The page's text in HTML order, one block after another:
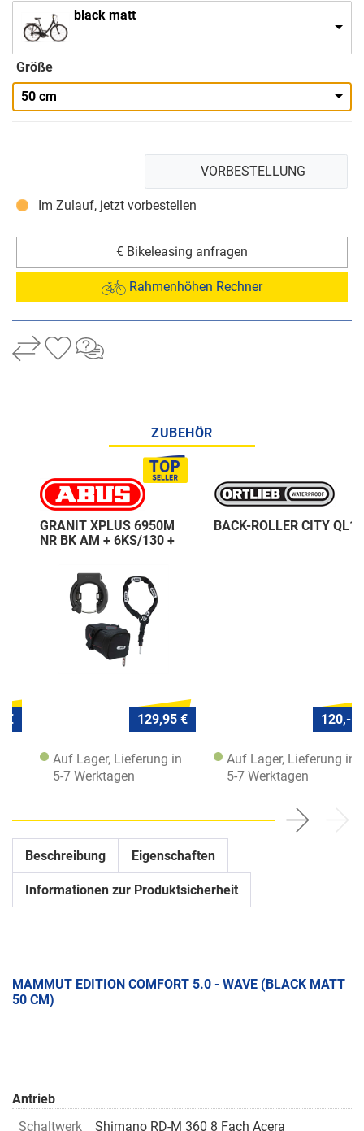
black matt
Größe
50 cm
Im Zulauf, jetzt vorbestellen
VORBESTELLUNG
€ Bikeleasing anfragen
Rahmenhöhen Rechner
ZUBEHÖR
GRANIT XPLUS 6950M
NR BK AM + 6KS/130 +
129,95 €
Auf Lager, Lieferung in
5-7 Werktagen
BACK-ROLLER CITY QL1
120,- €
Auf Lager, Lieferung in
5-7 Werktagen
Beschreibung Eigenschaften
Informationen zur Produktsicherheit
MAMMUT EDITION COMFORT 5.0 - WAVE (BLACK MATT
50 CM)
Antrieb
Schaltwerk
Shimano RD-M 360 8 Fach Acera